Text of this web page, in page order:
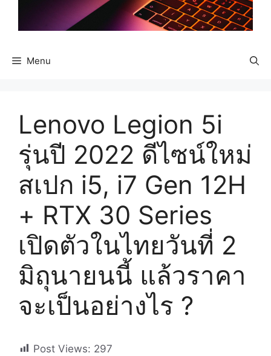
Menu
Lenovo Legion 5i
รุ่นปี 2022 ดีไซน์ใหม่
สเปก i5, i7 Gen 12H
+ RTX 30 Series
เปิดตัวในไทยวันที่ 2
มิถุนายนนี้ แล้วราคา
จะเป็นอย่างไร ?
Post Views: 297